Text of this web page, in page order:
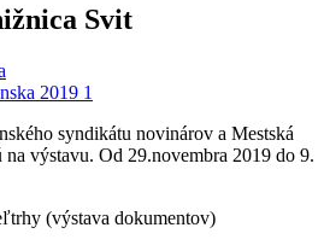
Svit
syndikátu novinárov a Mestská
výstavu. Od 29.novembra 2019 do 9.
(výstava dokumentov)